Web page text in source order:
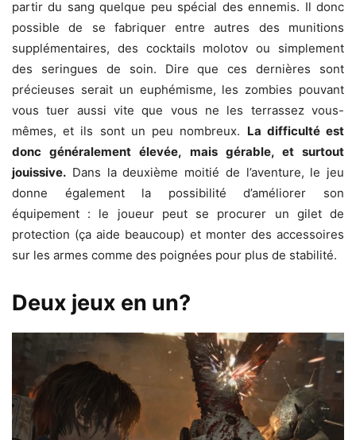
partir du sang quelque peu spécial des ennemis. Il donc
possible de se fabriquer entre autres des munitions
supplémentaires, des cocktails molotov ou simplement
des seringues de soin. Dire que ces dernières sont
précieuses serait un euphémisme, les zombies pouvant
vous tuer aussi vite que vous ne les terrassez vous-
mêmes, et ils sont un peu nombreux. La difficulté est
donc généralement élevée, mais gérable, et surtout
jouissive. Dans la deuxième moitié de l’aventure, le jeu
donne également la possibilité d’améliorer son
équipement : le joueur peut se procurer un gilet de
protection (ça aide beaucoup) et monter des accessoires
sur les armes comme des poignées pour plus de stabilité.
Deux jeux en un?